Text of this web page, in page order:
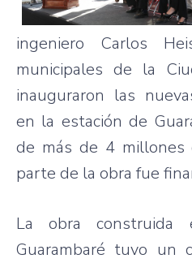
ingeniero Carlos
municipales de la
inauguraron las
en la estación de
de más de 4 millones
parte de la obra fue
Laobra construida
Guarambaré tuvo un